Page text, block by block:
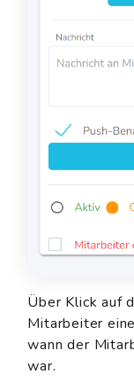
Über Klick auf
Mitarbeiter
wann der
war.